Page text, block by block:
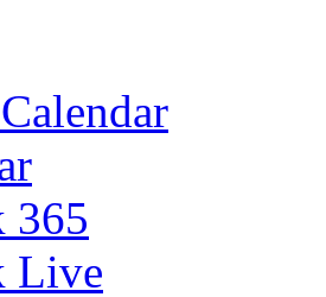
365
Live